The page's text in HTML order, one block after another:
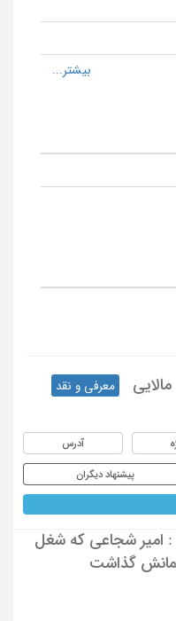
معرفی و نقد
آدرس
پیشنهاد دیگران
امیر شجاعی که شغل
گذاشت